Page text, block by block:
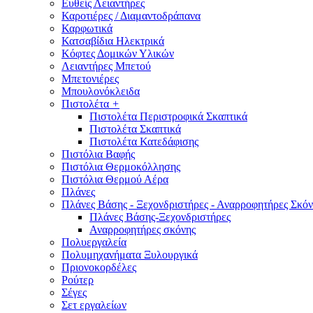
Ευθείς Λειαντήρες
Καροτιέρες / Διαμαντοδράπανα
Καρφωτικά
Κατσαβίδια Ηλεκτρικά
Κόφτες Δομικών Υλικών
Λειαντήρες Μπετού
Μπετονιέρες
Μπουλονόκλειδα
Πιστολέτα +
Πιστολέτα Περιστροφικά Σκαπτικά
Πιστολέτα Σκαπτικά
Πιστολέτα Κατεδάφισης
Πιστόλια Βαφής
Πιστόλια Θερμοκόλλησης
Πιστόλια Θερμού Αέρα
Πλάνες
Πλάνες Βάσης - Ξεχονδριστήρες - Αναρροφητήρες
Πλάνες Βάσης-Ξεχονδριστήρες
Αναρροφητήρες σκόνης
Πολυεργαλεία
Πολυμηχανήματα Ξυλουργικά
Πριονοκορδέλες
Ρούτερ
Σέγες
Σετ εργαλείων